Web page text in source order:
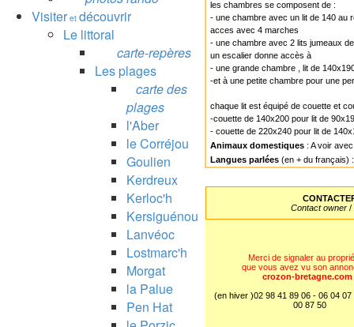
Visiter et découvrir
Le littoral
carte-repères
Les plages
carte des
plages
l'Aber
le Corréjou
Goulien
Kerdreux
Kerloc'h
Kersiguénou
Lanvéoc
Lostmarc'h
Morgat
la Palue
Pen Hat
les chambres se composent de :
- une chambre avec un lit de 140 au
acces avec 4 marches
- une chambre avec 2 lits jumeaux
un escalier donne accès à
- une grande chambre , lit de
-et à une petite chambre pour une
chaque lit est équipé de couette et
-couette de 140x200 pour lit de
- couette de 220x240 pour lit de
Animaux domestiques : A voir
Langues parlées (en + du français)
Contact owner/
Merci de signaler au
que vous avez vu son
crozon-bretagne.com
(en hiver )02 98 41 89 06 - 06 04 07
00 87 50